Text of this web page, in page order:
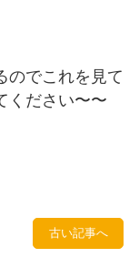
のでこれを見て
ください〜〜
古い記事へ